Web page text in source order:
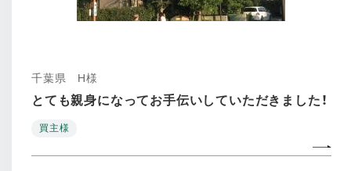
千葉県 H様
とても親身になってお手伝いしていただきました！
買主様